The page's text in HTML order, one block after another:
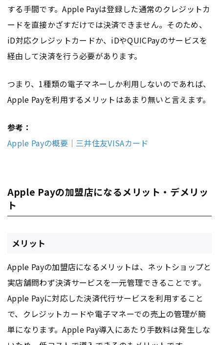
する手間です。Apple Payは登録した通常のクレジットカ
ードを直接かざすだけでは決済できません。そのため、
iD対応クレジットカードか、iDやQUICPayのサービスを
経由して決済を行う必要があります。
つまり、1種類の電子マネーしか利用しないのであれば、
Apple Payを利用するメリットはあまり無いと言えます。
参考：
Apple Payの概要｜三井住友VISAカード
Apple Payの加盟店になるメリット・デメリッ
ト
メリット
Apple Payの加盟店になるメリットは、ネットショップと
実店舗問わず決済サービスを一元管理できることです。
Apple Payに対応した決済代行サービスを利用すること
で、クレジットカードや電子マネーでの売上の管理が簡
単になります。Apple Pay導入にあたり手数料は発生しな